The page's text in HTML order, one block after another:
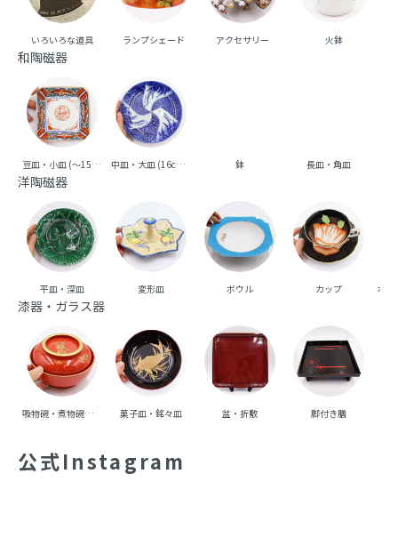
いろいろな道具 ランプシェード アクセサリー 火鉢
和陶磁器
豆皿・小皿 (～15cm台) 中皿・大皿 (16cm台～) 鉢 長皿・角皿
洋陶磁器
平皿・深皿 変形皿 ボウル カップ ポッ
漆器・ガラス器
吸物碗・煮物碗・丼碗 菓子皿・銘々皿 盆・折敷 脚付き膳
公式Instagram